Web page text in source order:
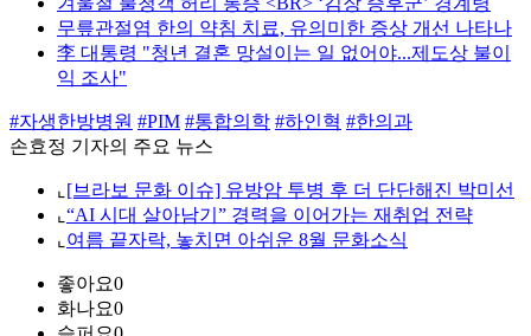
무릎관절염 한의 약침 치료, 유의미한 증상 개선 나타나
李 대통령 "청년 결혼 망설이는 일 없어야...제도상 불이
익 조사"
#자생한방병원 #PIM #통합의학 #하인혁 #한의과
손효정 기자의 주요 뉴스
⌞ [브라보 문화 이슈] 유방암 투병 후 더 단단해진 박미선
⌞ “AI 시대 살아남기” 경력을 이어가는 재취업 전략
⌞ 여름 끝자락, 놓치면 아쉬운 8월 문화소식
좋아요0
화나요0